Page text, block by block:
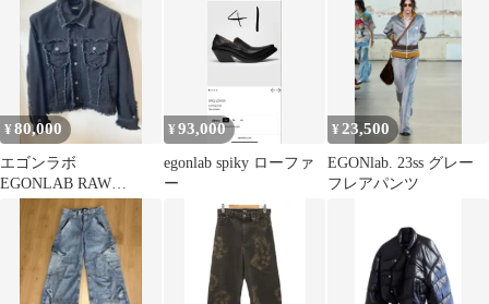
¥80,000
エゴンラボ
EGONLAB RAW
EDGES DENIM
JACKET 未使用
¥93,000
egonlab spiky ローファ
ー
¥23,500
EGONlab. 23ss グレー
フレアパンツ